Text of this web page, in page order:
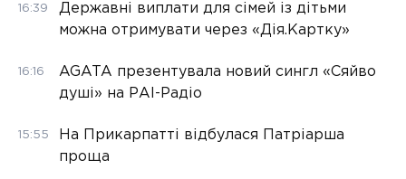
16:39
Державні виплати для сімей із дітьми
можна отримувати через «Дія.Картку»
16:16
AGATA презентувала новий сингл «Сяйво
душі» на РАІ-Радіо
15:55
На Прикарпатті відбулася Патріарша
проща